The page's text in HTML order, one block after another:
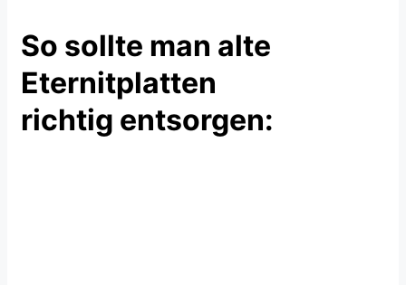
So sollte man alte
Eternitplatten
richtig entsorgen: